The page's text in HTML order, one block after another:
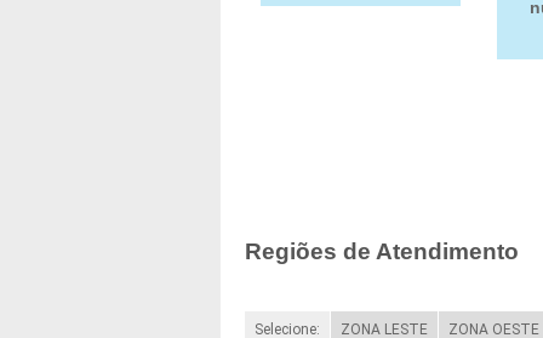
Regiões de Atendimento
Selecione: ZONA LESTE ZONA OESTE